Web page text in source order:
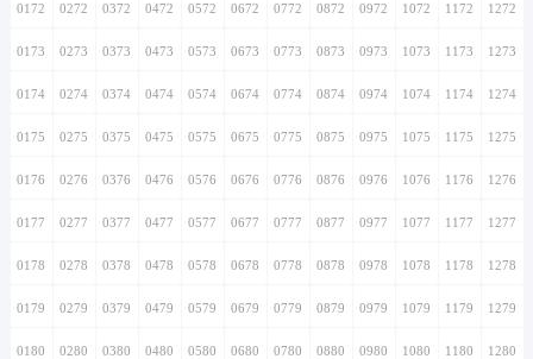
0172 0272 0372 0472 0572 0672 0772 0872 0972 1072 1172 1272
0173 0273 0373 0473 0573 0673 0773 0873 0973 1073 1173 1273
0174 0274 0374 0474 0574 0674 0774 0874 0974 1074 1174 1274
0175 0275 0375 0475 0575 0675 0775 0875 0975 1075 1175 1275
0176 0276 0376 0476 0576 0676 0776 0876 0976 1076 1176 1276
0177 0277 0377 0477 0577 0677 0777 0877 0977 1077 1177 1277
0178 0278 0378 0478 0578 0678 0778 0878 0978 1078 1178 1278
0179 0279 0379 0479 0579 0679 0779 0879 0979 1079 1179 1279
0180 0280 0380 0480 0580 0680 0780 0880 0980 1080 1180 1280